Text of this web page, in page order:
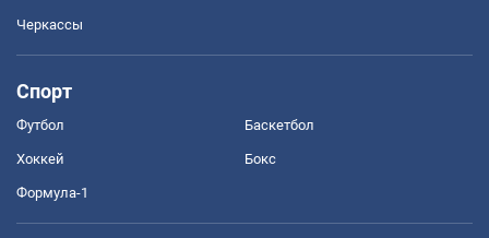
Черкассы
Спорт
Футбол Баскетбол
Хоккей Бокс
Формула-1